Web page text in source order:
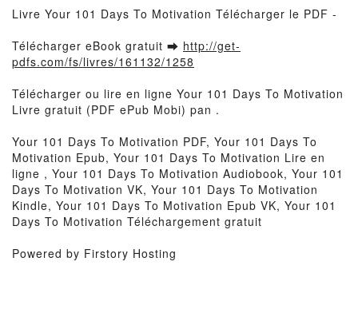
Livre Your 101 Days To Motivation Télécharger le PDF -
Télécharger eBook gratuit ➡ http://get-
pdfs.com/fs/livres/161132/1258
Télécharger ou lire en ligne Your 101 Days To Motivation
Livre gratuit (PDF ePub Mobi) pan .
Your 101 Days To Motivation PDF, Your 101 Days To
Motivation Epub, Your 101 Days To Motivation Lire en
ligne , Your 101 Days To Motivation Audiobook, Your 101
Days To Motivation VK, Your 101 Days To Motivation
Kindle, Your 101 Days To Motivation Epub VK, Your 101
Days To Motivation Téléchargement gratuit
Powered by Firstory Hosting